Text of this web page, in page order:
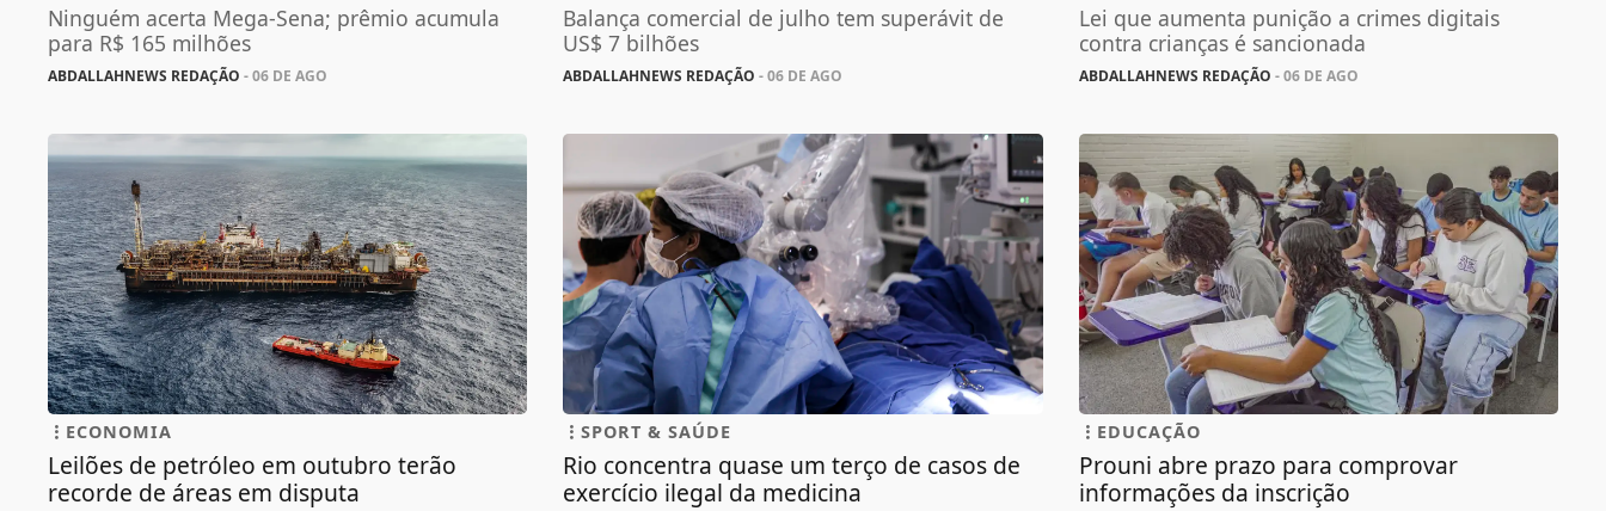
Ninguém acerta Mega-Sena; prêmio acumula
para R$ 165 milhões
ABDALLAHNEWS REDAÇÃO - 06 DE AGO
Balança comercial de julho tem superávit de
US$ 7 bilhões
ABDALLAHNEWS REDAÇÃO - 06 DE AGO
Lei que aumenta punição a crimes digitais
contra crianças é sancionada
ABDALLAHNEWS REDAÇÃO - 06 DE AGO
ECONOMIA
Leilões de petróleo em outubro terão
recorde de áreas em disputa
SPORT & SAÚDE
Rio concentra quase um terço de casos de
exercício ilegal da medicina
EDUCAÇÃO
Prouni abre prazo para comprovar
informações da inscrição